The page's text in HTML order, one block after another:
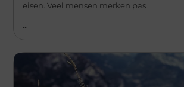
eisen. Veel mensen merken pas
...